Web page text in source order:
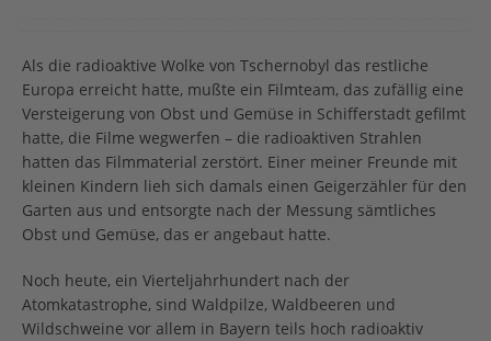
Als die radioaktive Wolke von Tschernobyl das restliche
Europa erreicht hatte, mußte ein Filmteam, das zufällig eine
Versteigerung von Obst und Gemüse in Schifferstadt gefilmt
hatte, die Filme wegwerfen – die radioaktiven Strahlen
hatten das Filmmaterial zerstört. Einer meiner Freunde mit
kleinen Kindern lieh sich damals einen Geigerzähler für den
Garten aus und entsorgte nach der Messung sämtliches
Obst und Gemüse, das er angebaut hatte.
Noch heute, ein Vierteljahrhundert nach der
Atomkatastrophe, sind Waldpilze, Waldbeeren und
Wildschweine vor allem in Bayern teils hoch radioaktiv